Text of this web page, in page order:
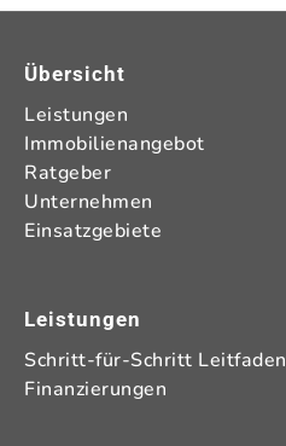
Übersicht
Leistungen
Immobilienangebot
Ratgeber
Unternehmen
Einsatzgebiete
Leistungen
Schritt-für-Schritt Leitfaden
Finanzierungen